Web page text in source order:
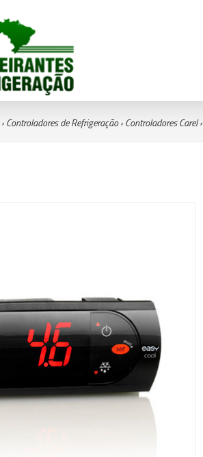
›Controladores de Refrigeração›Controladores Carel›